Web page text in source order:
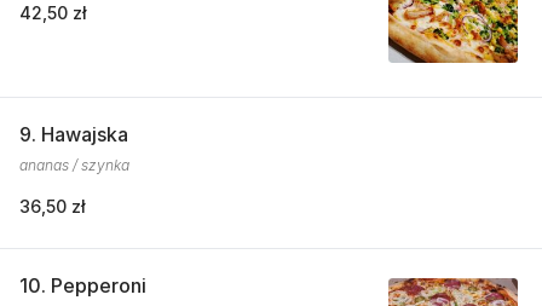
42,50 zł
9. Hawajska
ananas / szynka
36,50 zł
10. Pepperoni